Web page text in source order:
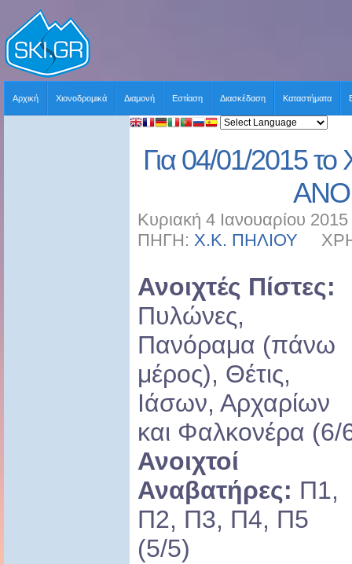
Αρχική Χιονοδρομικά Διαμονή Εστίαση Διασκέδαση Καταστήματα
Για 04/01/2015 το
Κυριακή 4 Ιανουαρίου
ΠΗΓΗ: Χ.Κ. ΠΗΛΙΟΥ
Ανοιχτές Πίστες:
Πυλώνες,
Πανόραμα (πάνω
μέρος), Θέτις,
Ιάσων, Αρχαρίων
και Φαλκονέρα (6/
Ανοιχτοί
Αναβατήρες: Π1,
Π2, Π3, Π4, Π5
(5/5)